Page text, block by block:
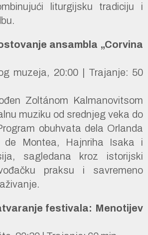
liturgijsku tradiciju i
ansambla „Corvina
muzeja, 20:00 | Trajanje: 50
Zoltánom Kalmanovitsom
muziku od srednjeg veka do
obuhvata dela Orlanda
de Montea, Hajnriha Isaka i
sagledana kroz istorijski
praksu i savremeno
festivala: Menotijev